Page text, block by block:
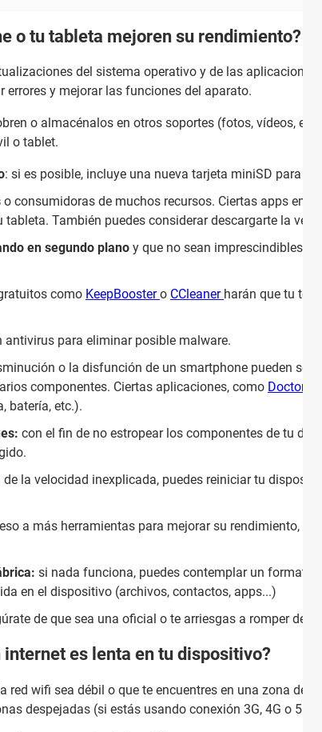
o tu tableta mejoren su rendimiento?
del sistema operativo y de las aplicaciones
y mejorar las funciones del aparato.
o almacénalos en otros soportes (fotos, vídeos,
o tablet.
: si es posible, incluye una nueva tarjeta miniSD para
o consumidoras de muchos recursos. Ciertas apps
También puedes considerar descargarte la
en segundo plano y que no sean imprescindibles
como KeepBoostero CCleaner harán que tu
para eliminar posible malware.
o la disfunción de un smartphone pueden ser
componentes. Ciertas aplicaciones, como Doctor
batería, etc.).
con el fin de no estropear los componentes de tu
la velocidad inexplicada, puedes reiniciar tu
a más herramientas para mejorar su rendimiento,
si nada funciona, puedes contemplar un formateo,
en el dispositivo (archivos, contactos, apps...)
de que sea una oficial o te arriesgas a romper
es lenta en tu dispositivo?
red wifi sea débil o que te encuentres en una zona de
despejadas (si estás usando conexión 3G, 4G o 5G).